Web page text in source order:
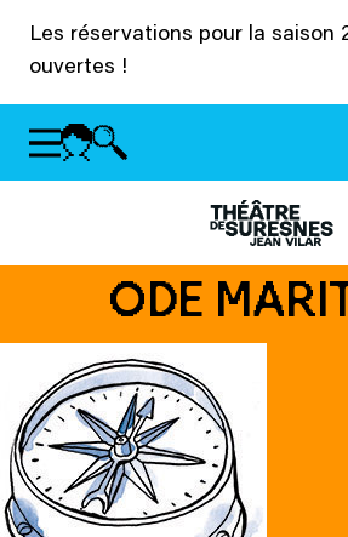
Les réservations pour la saison
ouvertes !
ODE